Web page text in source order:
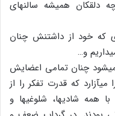
دلقکان همیشه سالن‏های
که خود از داشتنش چنان
و…
چنان تمامی اعضایش
که قدرت تفکر را از
همه شادی‏ها، شلوغی‏ها و